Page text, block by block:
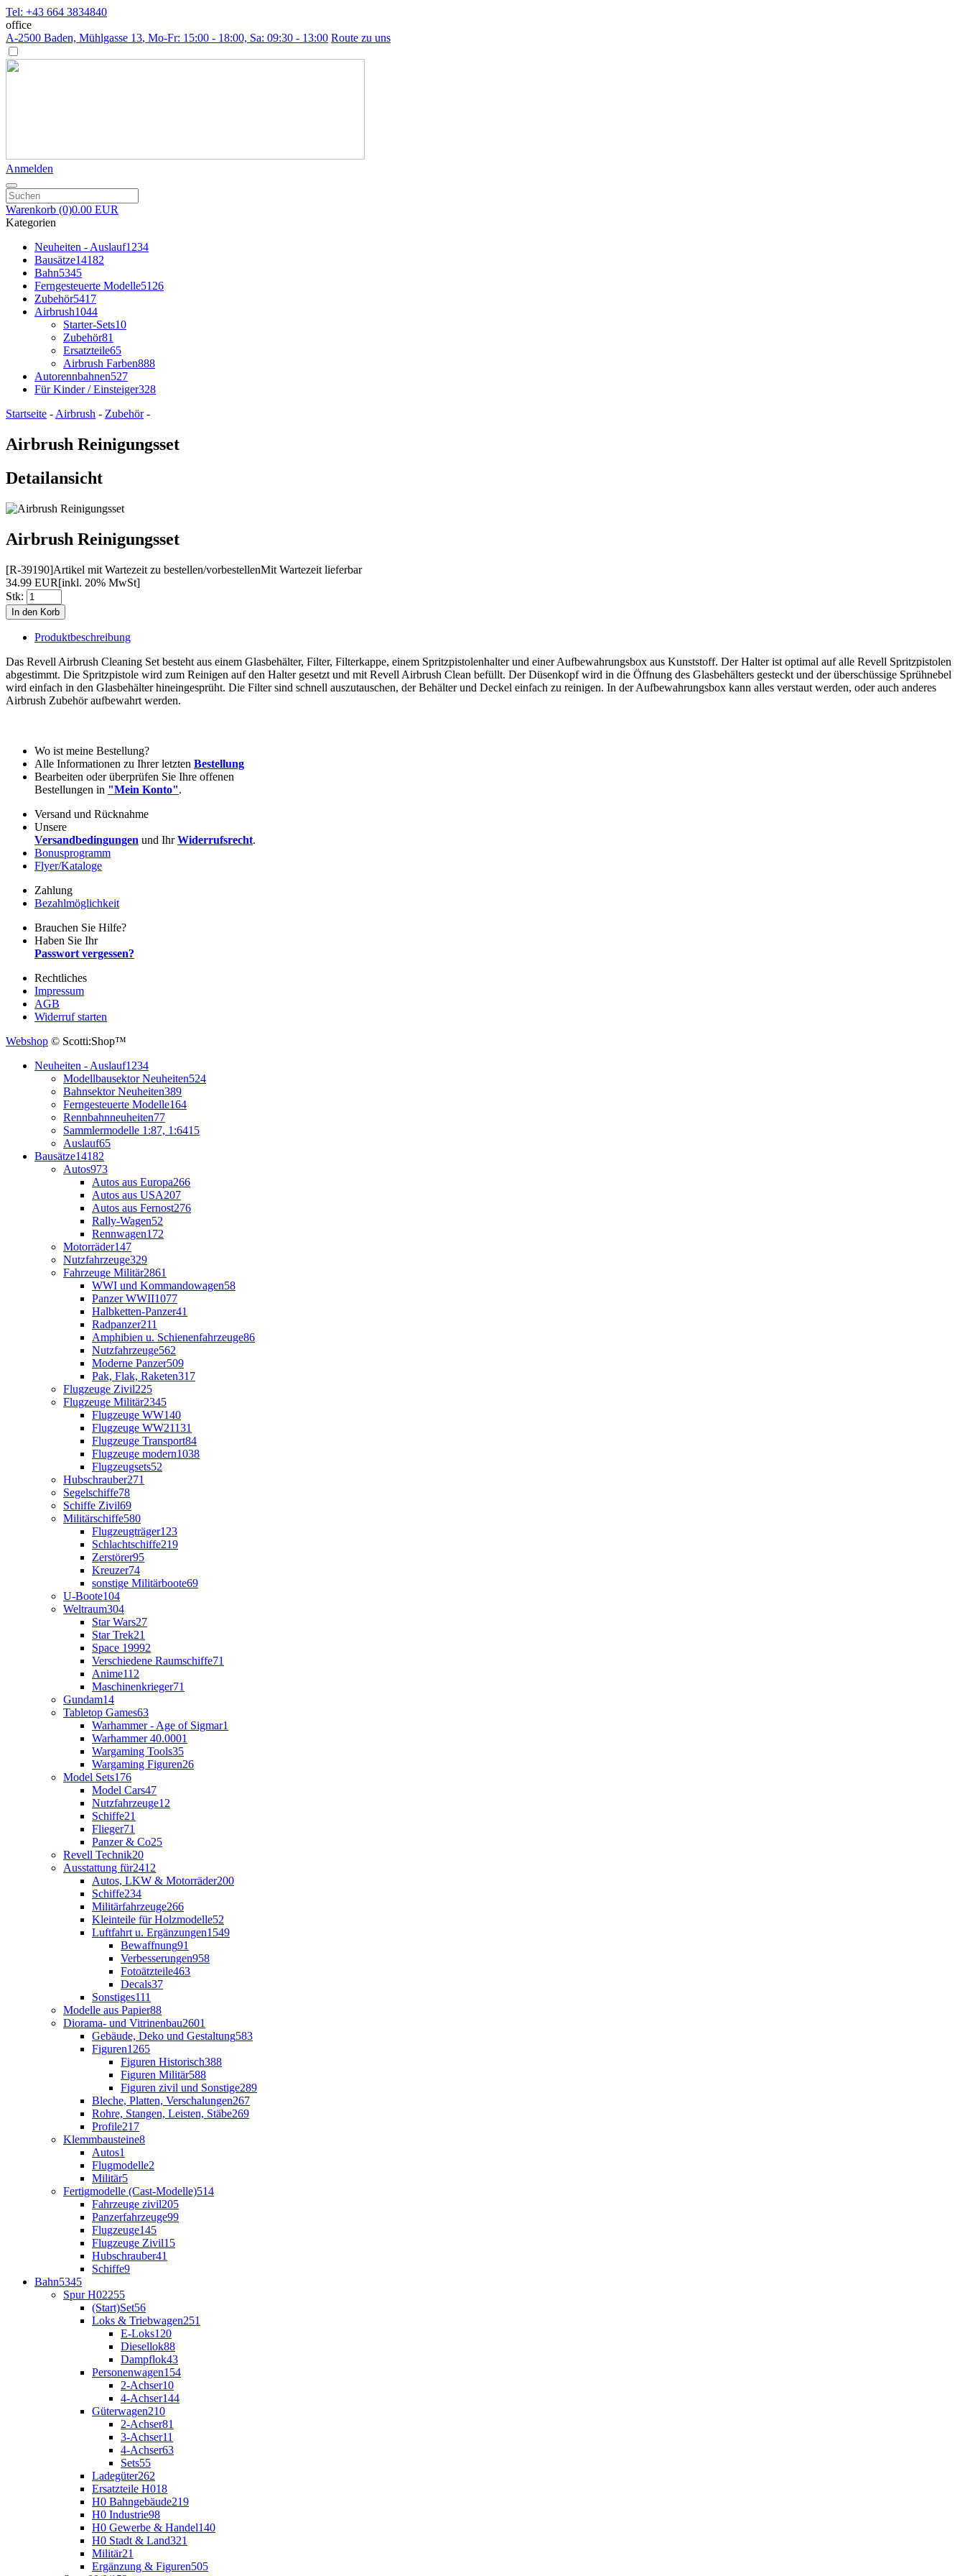
Tel: +43 664 3834840
office
A-2500 Baden, Mühlgasse 13, Mo-Fr: 15:00 - 18:00, Sa: 09:30 - 13:00 Route zu uns
Anmelden
Warenkorb (0)0.00 EUR
Kategorien
Neuheiten - Auslauf1234
Bausätze14182
Bahn5345
Ferngesteuerte Modelle5126
Zubehör5417
Airbrush1044
Starter-Sets10
Zubehör81
Ersatzteile65
Airbrush Farben888
Autorennbahnen527
Für Kinder / Einsteiger328
Startseite - Airbrush - Zubehör-
Airbrush Reinigungsset
Detailansicht
Airbrush Reinigungsset
[R-39190]Artikel mit Wartezeit zu bestellen/vorbestellenMit Wartezeit lieferbar
34.99 EUR[inkl. 20% MwSt]
Stk:
Produktbeschreibung
Das Revell Airbrush Cleaning Set besteht aus einem Glasbehälter, Filter, Filterkappe, einem Spritzpistolenhalter und einer Aufbewahrungsbox aus Kunststoff. Der Halter ist optimal auf alle Revell Spritzpistolen
abgestimmt. Die Spritzpistole wird zum Reinigen auf den Halter gesetzt und mit Revell Airbrush Clean befüllt. Der Düsenkopf wird in die Öffnung des Glasbehälters gesteckt und der überschüssige Sprühnebel
wird einfach in den Glasbehälter hineingesprüht. Die Filter sind schnell auszutauschen, der Behälter und Deckel einfach zu reinigen. In der Aufbewahrungsbox kann alles verstaut werden, oder auch anderes
Airbrush Zubehör aufbewahrt werden.
Wo ist meine Bestellung?
Alle Informationen zu Ihrer letzten Bestellung
Bearbeiten oder überprüfen Sie Ihre offenen
Bestellungen in "Mein Konto".
Versand und Rücknahme
Unsere
Versandbedingungen und IhrWiderrufsrecht.
Bonusprogramm
Flyer/Kataloge
Zahlung
Bezahlmöglichkeit
Brauchen Sie Hilfe?
Haben Sie Ihr
Passwort vergessen?
Rechtliches
Impressum
AGB
Widerruf starten
Webshop © Scotti:Shop™
Neuheiten - Auslauf1234
Modellbausektor Neuheiten524
Bahnsektor Neuheiten389
Ferngesteuerte Modelle164
Rennbahnneuheiten77
Sammlermodelle 1:87, 1:6415
Auslauf65
Bausätze14182
Autos973
Autos aus Europa266
Autos aus USA207
Autos aus Fernost276
Rally-Wagen52
Rennwagen172
Motorräder147
Nutzfahrzeuge329
Fahrzeuge Militär2861
WWI und Kommandowagen58
Panzer WWII1077
Halbketten-Panzer41
Radpanzer211
Amphibien u. Schienenfahrzeuge86
Nutzfahrzeuge562
Moderne Panzer509
Pak, Flak, Raketen317
Flugzeuge Zivil225
Flugzeuge Militär2345
Flugzeuge WW140
Flugzeuge WW21131
Flugzeuge Transport84
Flugzeuge modern1038
Flugzeugsets52
Hubschrauber271
Segelschiffe78
Schiffe Zivil69
Militärschiffe580
Flugzeugträger123
Schlachtschiffe219
Zerstörer95
Kreuzer74
sonstige Militärboote69
U-Boote104
Weltraum304
Star Wars27
Star Trek21
Space 19992
Verschiedene Raumschiffe71
Anime112
Maschinenkrieger71
Gundam14
Tabletop Games63
Warhammer - Age of Sigmar1
Warhammer 40.0001
Wargaming Tools35
Wargaming Figuren26
Model Sets176
Model Cars47
Nutzfahrzeuge12
Schiffe21
Flieger71
Panzer & Co25
Revell Technik20
Ausstattung für2412
Autos, LKW & Motorräder200
Schiffe234
Militärfahrzeuge266
Kleinteile für Holzmodelle52
Luftfahrt u. Ergänzungen1549
Bewaffnung91
Verbesserungen958
Fotoätzteile463
Decals37
Sonstiges111
Modelle aus Papier88
Diorama- und Vitrinenbau2601
Gebäude, Deko und Gestaltung583
Figuren1265
Figuren Historisch388
Figuren Militär588
Figuren zivil und Sonstige289
Bleche, Platten, Verschalungen267
Rohre, Stangen, Leisten, Stäbe269
Profile217
Klemmbausteine8
Autos1
Flugmodelle2
Militär5
Fertigmodelle (Cast-Modelle)514
Fahrzeuge zivil205
Panzerfahrzeuge99
Flugzeuge145
Flugzeuge Zivil15
Hubschrauber41
Schiffe9
Bahn5345
Spur H02255
(Start)Set56
Loks & Triebwagen251
E-Loks120
Diesellok88
Dampflok43
Personenwagen154
2-Achser10
4-Achser144
Güterwagen210
2-Achser81
3-Achser11
4-Achser63
Sets55
Ladegüter262
Ersatzteile H018
H0 Bahngebäude219
H0 Industrie98
H0 Gewerbe & Handel140
H0 Stadt & Land321
Militär21
Ergänzung & Figuren505